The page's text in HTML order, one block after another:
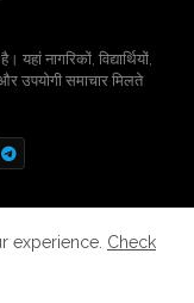
नागरिकों, विद्यार्थियों,
उपयोगी समाचार मिलते
Privacy Policy
experience. Check